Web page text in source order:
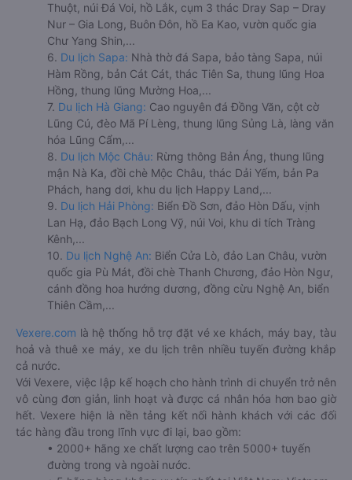
Thuột, núi Đá Voi, hồ Lắk, cụm 3 thác Dray Sap – Dray
Nur – Gia Long, Buôn Đôn, hồ Ea Kao, vườn quốc gia
Chư Yang Shin,...
6. Du lịch Sapa: Nhà thờ đá Sapa, bảo tàng Sapa, núi
Hàm Rồng, bản Cát Cát, thác Tiên Sa, thung lũng Hoa
Hồng, thung lũng Mường Hoa,...
7. Du lịch Hà Giang: Cao nguyên đá Đồng Văn, cột cờ
Lũng Cú, đèo Mã Pí Lèng, thung lũng Sủng Là, làng văn
hóa Lũng Cẩm,...
8. Du lịch Mộc Châu: Rừng thông Bản Áng, thung lũng
mận Nà Ka, đồi chè Mộc Châu, thác Dải Yếm, bản Pa
Phách, hang dơi, khu du lịch Happy Land,...
9. Du lịch Hải Phòng: Biển Đồ Sơn, đảo Hòn Dấu, vịnh
Lan Hạ, đảo Bạch Long Vỹ, núi Voi, khu di tích Tràng
Kênh,...
10. Du lịch Nghệ An: Biển Cửa Lò, đảo Lan Châu, vườn
quốc gia Pù Mát, đồi chè Thanh Chương, đảo Hòn Ngư,
cánh đồng hoa hướng dương, đồng cừu Nghệ An, biển
Thiên Cầm,...
Vexere.com là hệ thống hỗ trợ đặt vé xe khách, máy bay, tàu
hoả và thuê xe máy, xe du lịch trên nhiều tuyến đường khắp
cả nước.
Với Vexere, việc lập kế hoạch cho hành trình di chuyển trở nên
vô cùng đơn giản, linh hoạt và được cá nhân hóa hơn bao giờ
hết. Vexere hiện là nền tảng kết nối hành khách với các đối
tác hàng đầu trong lĩnh vực đi lại, bao gồm:
• 2000+ hãng xe chất lượng cao trên 5000+ tuyến
đường trong và ngoài nước.